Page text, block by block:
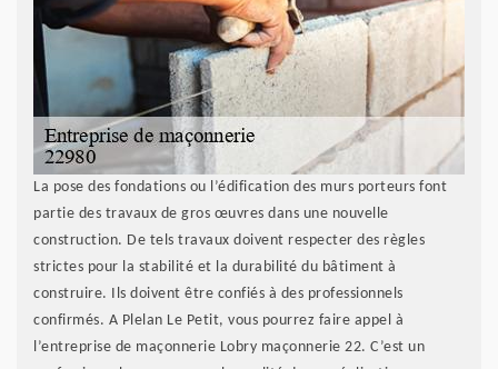
La pose des fondations ou l’édification des murs porteurs font
partie des travaux de gros œuvres dans une nouvelle
construction. De tels travaux doivent respecter des règles
strictes pour la stabilité et la durabilité du bâtiment à
construire. Ils doivent être confiés à des professionnels
confirmés. A Plelan Le Petit, vous pourrez faire appel à
l’entreprise de maçonnerie Lobry maçonnerie 22. C’est un